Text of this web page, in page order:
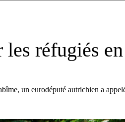
les réfugiés
un eurodéputé autrichien a